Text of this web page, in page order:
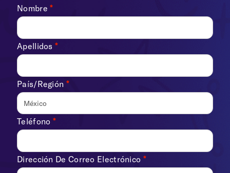
Nombre*
Apellidos *
País/Región *
México
Teléfono *
Dirección De Correo Electrónico *